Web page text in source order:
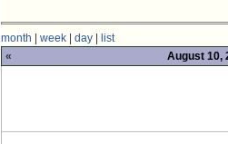
month week| day|
list
«
August 10,